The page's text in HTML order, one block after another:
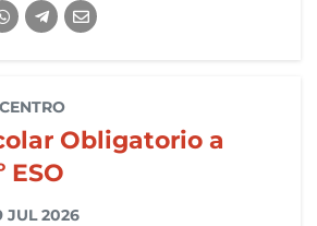
Obligatorio a
ESO
2026